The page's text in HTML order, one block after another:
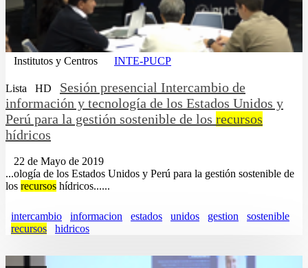
Institutos y Centros INTE-PUCP
Lista HD
Sesión presencial Intercambio de
información y tecnología de los Estados Unidos y
Perú para la gestión sostenible de los recursos
hídricos
22 de Mayo de 2019
...ología de los Estados Unidos y Perú para la gestión sostenible de
los recursos hídricos......
intercambio informacion estados unidos gestion
sostenible
recursos
hidricos